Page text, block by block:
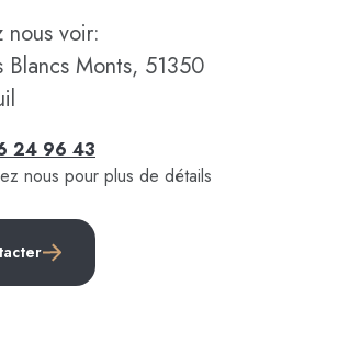
nous voir:
Blancs Monts, 51350
24 96 43
nous pour plus de détails